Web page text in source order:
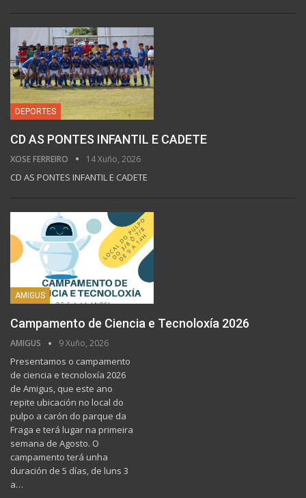
DEPORTES
CD AS PONTES INFANTIL E CADETE
XOSE FERREIRO 14 Xuño, 2026
CD AS PONTES INFANTIL E CADETE
AMIGUS
Campamento de Ciencia e Tecnoloxía 2026
AMIGUS 9 Xuño, 2026
Presentamos o campamento
de ciencia e tecnoloxía 2026
de Amigus, que este ano
repite ubicación no local do
pulpo a carón do parque da
Fraga e terá lugar na primeira
semana de Agosto. O
campamento terá unha
duración de 5 días, de luns 3
a…